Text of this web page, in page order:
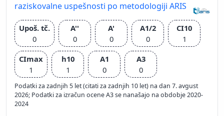
raziskovalne uspešnosti po metodologiji ARIS
Upoš. tč.
0
A''
0
A'
0
A1/2
0
CI10
1
CImax
1
h10
1
A1
0
A3
0
Podatki za zadnjih 5 let (citati za zadnjih 10 let) na dan 7. avgust
2026; Podatki za izračun ocene A3 se nanašajo na obdobje 2020-
2024